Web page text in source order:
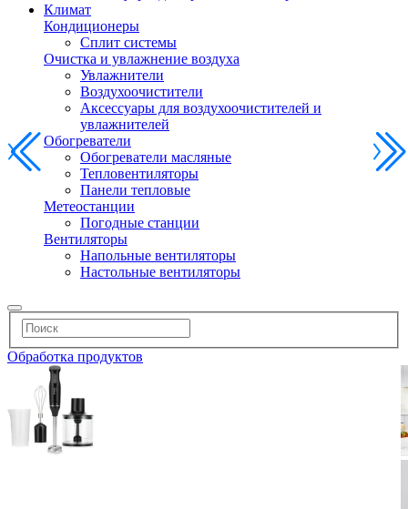
Климат
Кондиционеры
Сплит системы
Очистка и увлажнение воздуха
Увлажнители
Воздухоочистители
Аксессуары для воздухоочистителей и
увлажнителей
Обогреватели
Обогреватели масляные
Тепловентиляторы
Панели тепловые
Метеостанции
Погодные станции
Вентиляторы
Напольные вентиляторы
Настольные вентиляторы
Обработка продуктов